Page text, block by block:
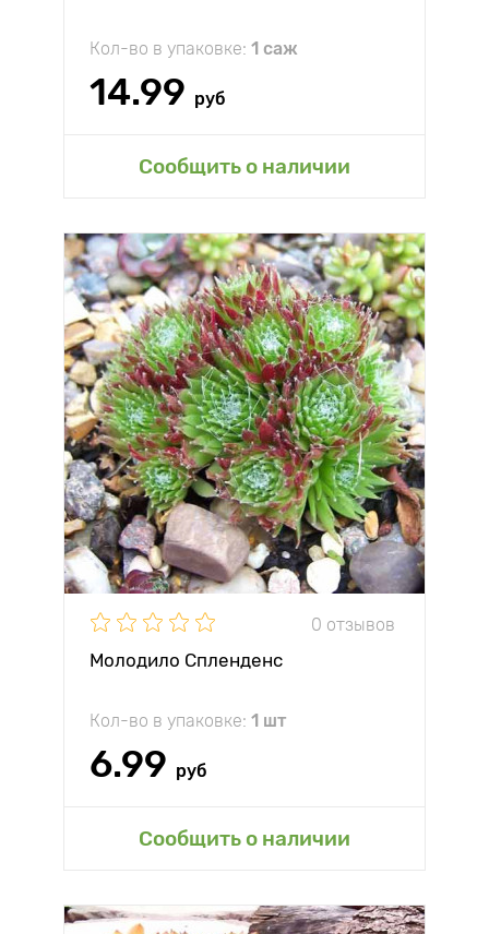
Кол-во в упаковке: 1 саж
14.99 руб
Сообщить о наличии
0 отзывов
Молодило Спленденс
Кол-во в упаковке: 1 шт
6.99 руб
Сообщить о наличии